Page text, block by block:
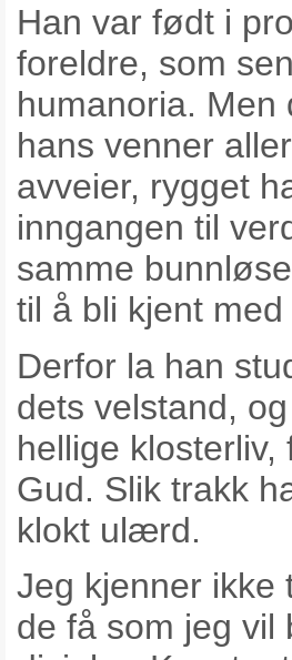
Han var født i
foreldre, som
humanoria. Men
hans venner
avveier, rygget
inngangen til
samme
til å bli kjent
Derfor la han
dets velstand,
hellige
Gud. Slik trakk
klokt ulærd.
Jeg kjenner ikke
de få som jeg vil